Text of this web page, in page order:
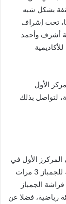
بشكل شبه
4 ساعات يوميًا، تحت إشراف
أشرف وأحمد
الأول
لتواصل بذلك
الأول في
بطولة كأس مصر للجمباز وأيضا بطولة الجمهورية للجمباز 3 مرات
الجمباز
منافسة قوية جمعت اكثر من 200 هيئة رياضية، فضلا عن